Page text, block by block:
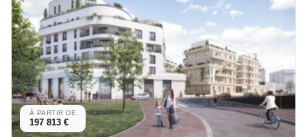
À PARTIR DE
197 813 €